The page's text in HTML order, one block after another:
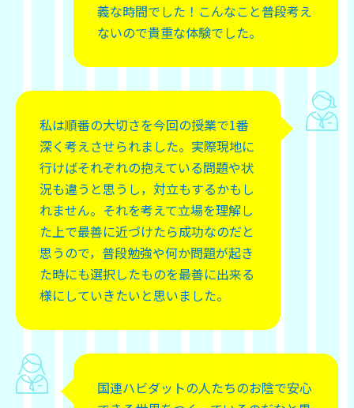
義な時間でした！こんなこと普段考え
ないので貴重な体験でした。
私は順番の大切さを今回の授業で1番
深く考えさせられました。実際現地に
行けばそれぞれの抱えている問題や状
況も違うと思うし，対立もするかもし
れません。それを考えて立場を理解し
た上で最善に近づけたら成功なのだと
思うので，普段勉強や何か問題が起き
た時にも選択したものを最善に出来る
様にしていきたいと思いました。
国連ハビダットの人たちのお陰で安心